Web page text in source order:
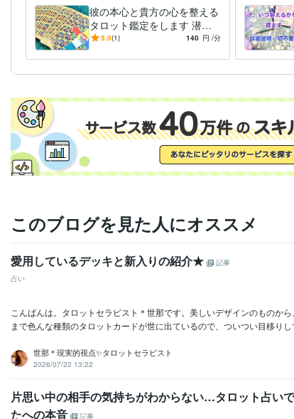
彼の本心と貴方の心を整える
タロット鑑定をします 潜在
意識にあるお悩みの根本、本
5.0(1) 140 円 /分
このブログを見た人にオススメ
愛用しているデッキと新入りの紹介★
記事
占い
こんばんは。タロットセラピスト＊世那です。美しいデザインのものか
まで色んな種類のタロットカードが世に出ているので、ついつい目移り
世那＊現実的視点✨タロットセラピスト
2026/07/22 13:22
片思い中の相手の気持ちがわからない…タロット占い
たへの本音
記事